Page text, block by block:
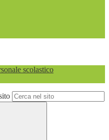
scolastico